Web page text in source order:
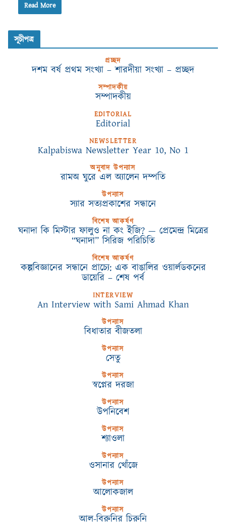
Read More
সূচীপত্র
প্রচ্ছদ
দশম বর্ষ প্রথম সংখ্যা – শারদীয়া সংখ্যা – প্রচ্ছদ
সম্পাদকীয়
সম্পাদকীয়
EDITORIAL
Editorial
NEWSLETTER
Kalpabiswa Newsletter Year 10, No 1
অনুবাদ উপন্যাস
রামঅ ঘুরে এল অ্যালেন দম্পতি
উপন্যাস
স্যার সত্যপ্রকাশের সন্ধানে
বিশেষ আকর্ষণ
ঘনাদা কি মিস্টার ফালুও না কং ইজি? — প্রেমেন্দ্র মিত্রের
“ঘনাদা” সিরিজ পরিচিতি
বিশেষ আকর্ষণ
কল্পবিজ্ঞানের সন্ধানে প্রাচ্যে: এক বাঙালির ওয়ার্লডকনের
ডায়েরি – শেষ পর্ব
INTERVIEW
An Interview with Sami Ahmad Khan
উপন্যাস
বিধাতার বীজতলা
উপন্যাস
সেতু
উপন্যাস
স্বপ্নের দরজা
উপন্যাস
উপনিবেশ
উপন্যাস
শ্যাওলা
উপন্যাস
ওসানার খোঁজে
উপন্যাস
আলোকজাল
উপন্যাস
আল-বিরুনির চিরুনি